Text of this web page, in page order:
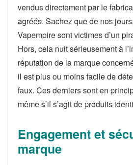
vendus directement par le
agréés. Sachez que de nos
Vapempire sont victimes d’un
Hors, cela nuit sérieusement à
réputation de la marque
il est plus ou moins facile de
faux. Ces derniers sont en
même s’il s’agit de produits
Engagement et
marque